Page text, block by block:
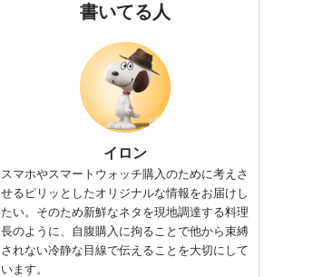
書いてる人
イロン
スマホやスマートウォッチ購入のために考えさ
せるピリッとしたオリジナルな情報をお届けし
たい。そのため新鮮なネタを現地調達する料理
長のように、自腹購入に拘ることで他から束縛
されない冷静な目線で伝えることを大切にして
います。